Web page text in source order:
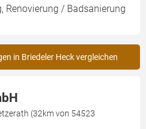
Renovierung / Badsanierung
in Briedeler Heck vergleichen
(32km von 54523